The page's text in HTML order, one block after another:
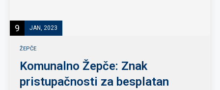
9 JAN, 2023
ŽEPČE
Komunalno Žepče: Znak
pristupačnosti za besplatan